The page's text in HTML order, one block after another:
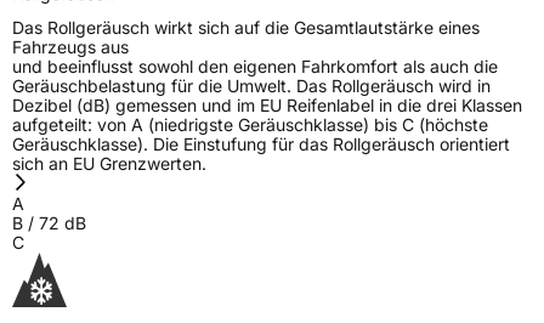
3PMSF / Schneeflockensymbol / Alpine-Symbol
EPREL ID1065377
Allgemeine Produktsicherheit (GPSR)
Verantwortliche
in der EU
Das Rollgeräusch wirkt sich auf die Gesamtlautstärke eines
Fahrzeugs aus
und beeinflusst sowohl den eigenen Fahrkomfort als auch die
Geräuschbelastung für die Umwelt. Das Rollgeräusch wird in
Dezibel (dB) gemessen und im EU Reifenlabel in die drei Klassen
aufgeteilt: von A (niedrigste Geräuschklasse) bis C (höchste
Geräuschklasse). Die Einstufung für das Rollgeräusch orientiert
sich an EU Grenzwerten.
A
B / 72 dB
C